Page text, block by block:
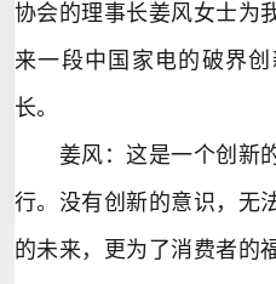
协会的理事长姜风女士为
来一段中国家电的破界
长。
姜风：这是一个创新的
行。没有创新的意识，无
的未来，更为了消费者的